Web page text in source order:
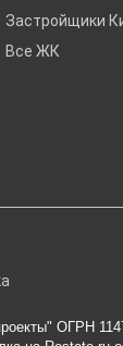
Застройщики
Все ЖК
ОГРН